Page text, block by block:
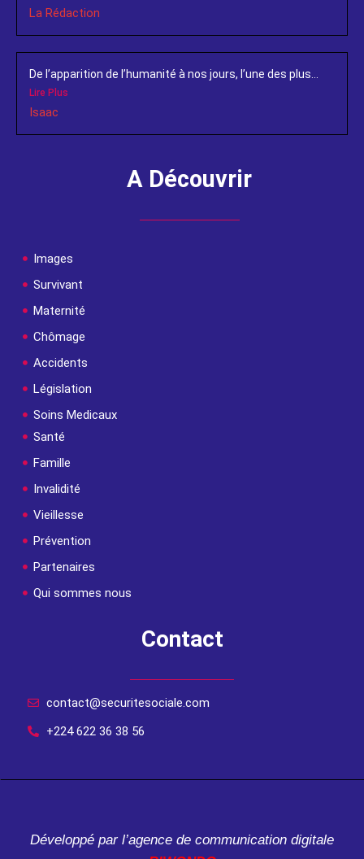
La Rédaction
De l’apparition de l’humanité à nos jours, l’une des plus...
Lire Plus
Isaac
A Découvrir
Images
Survivant
Maternité
Chômage
Accidents
Législation
Soins Medicaux
Santé
Famille
Invalidité
Vieillesse
Prévention
Partenaires
Qui sommes nous
Contact
contact@securitesociale.com
+224 622 36 38 56
Développé par l’agence de communication digitale